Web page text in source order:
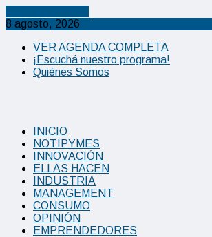
8 agosto, 2026
VER AGENDA COMPLETA
¡Escuchá nuestro programa!
Quiénes Somos
INICIO
NOTIPYMES
INNOVACIÓN
ELLAS HACEN
INDUSTRIA
MANAGEMENT
CONSUMO
OPINIÓN
EMPRENDEDORES